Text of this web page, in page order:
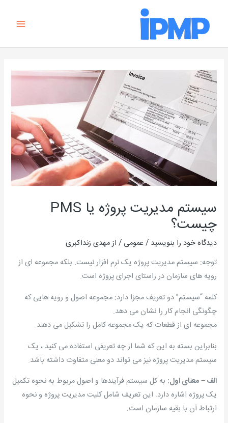
سیستم مدیریت پروژه یا PMS
چیست؟
دیدگاه‌ خود را بنویسید /عمومی / ازمهدی زنداکبری
توجه: سیستم مدیریت پروژه یک نرم افزار نیست. بلکه مجموعه ای از
رویه های سازمان در راستای اجرای پروژه است.
کلمه “سیستم” دو تعریف مجزا دارد: مجموعه اصول و رویه هایی که
چگونگی انجام کار را نشان می دهد.
مجموعه ای از قطعات که یک مجموعه کامل را تشکیل می دهند.
بنابراین بسته به این که شما از چه تعریفی استفاده می کنید ، یک
سیستم مدیریت پروژه نیز می تواند دو معنی متفاوت داشته باشد.
الف –معنای اول: به کل سیستم فرآیندها و اصول مربوط به نحوه تکمیل
یک پروژه اشاره دارد. این تعریف شامل کلیت مدیریت پروژه و نحوه
ارتباط آن با بقیه سازمان است.
نوشته